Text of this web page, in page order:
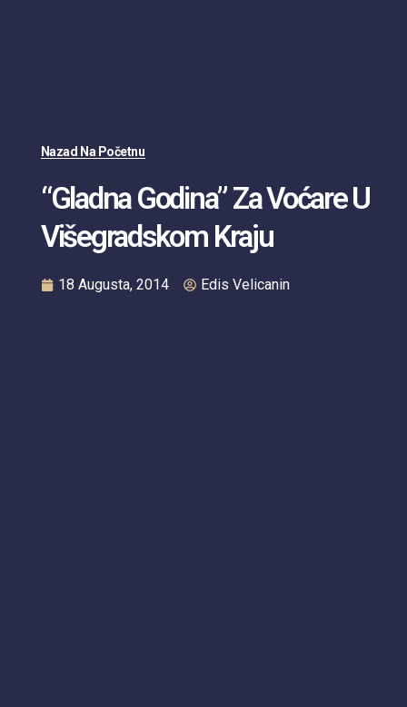
Nazad Na Početnu
“Gladna Godina” Za Voćare U
Višegradskom Kraju
18 Augusta, 2014 Edis Velicanin